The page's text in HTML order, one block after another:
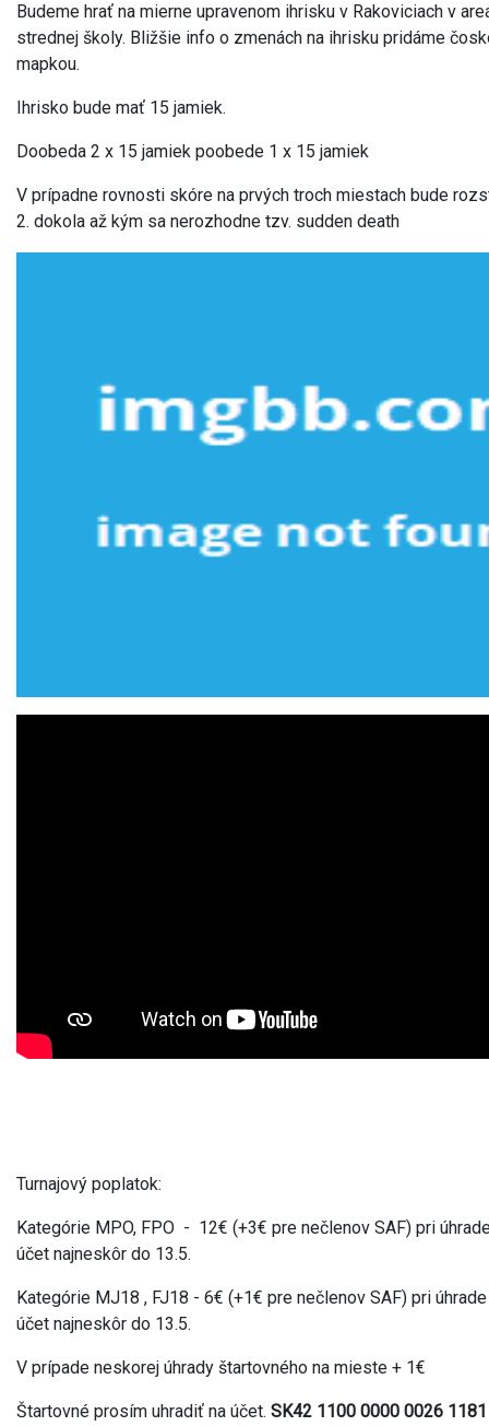
Budeme hrať na mierne upravenom ihrisku v Rakoviciach v
strednej školy. Bližšie info o zmenách na ihrisku pridáme
mapkou.
Ihrisko bude mať 15 jamiek.
Doobeda 2 x 15 jamiek poobede 1 x 15 jamiek
V prípadne rovnosti skóre na prvých troch miestach bude
2. dokola až kým sa nerozhodne tzv. sudden death
Turnajový poplatok:
Kategórie MPO, FPO - 12€ (+3€ pre nečlenov SAF) pri
účet najneskôr do 13.5.
Kategórie MJ18 , FJ18 - 6€ (+1€ pre nečlenov SAF) pri
účet najneskôr do 13.5.
V prípade neskorej úhrady štartovného na mieste + 1€
Štartovné prosím uhradiť na účet. SK42 1100 0000 0026